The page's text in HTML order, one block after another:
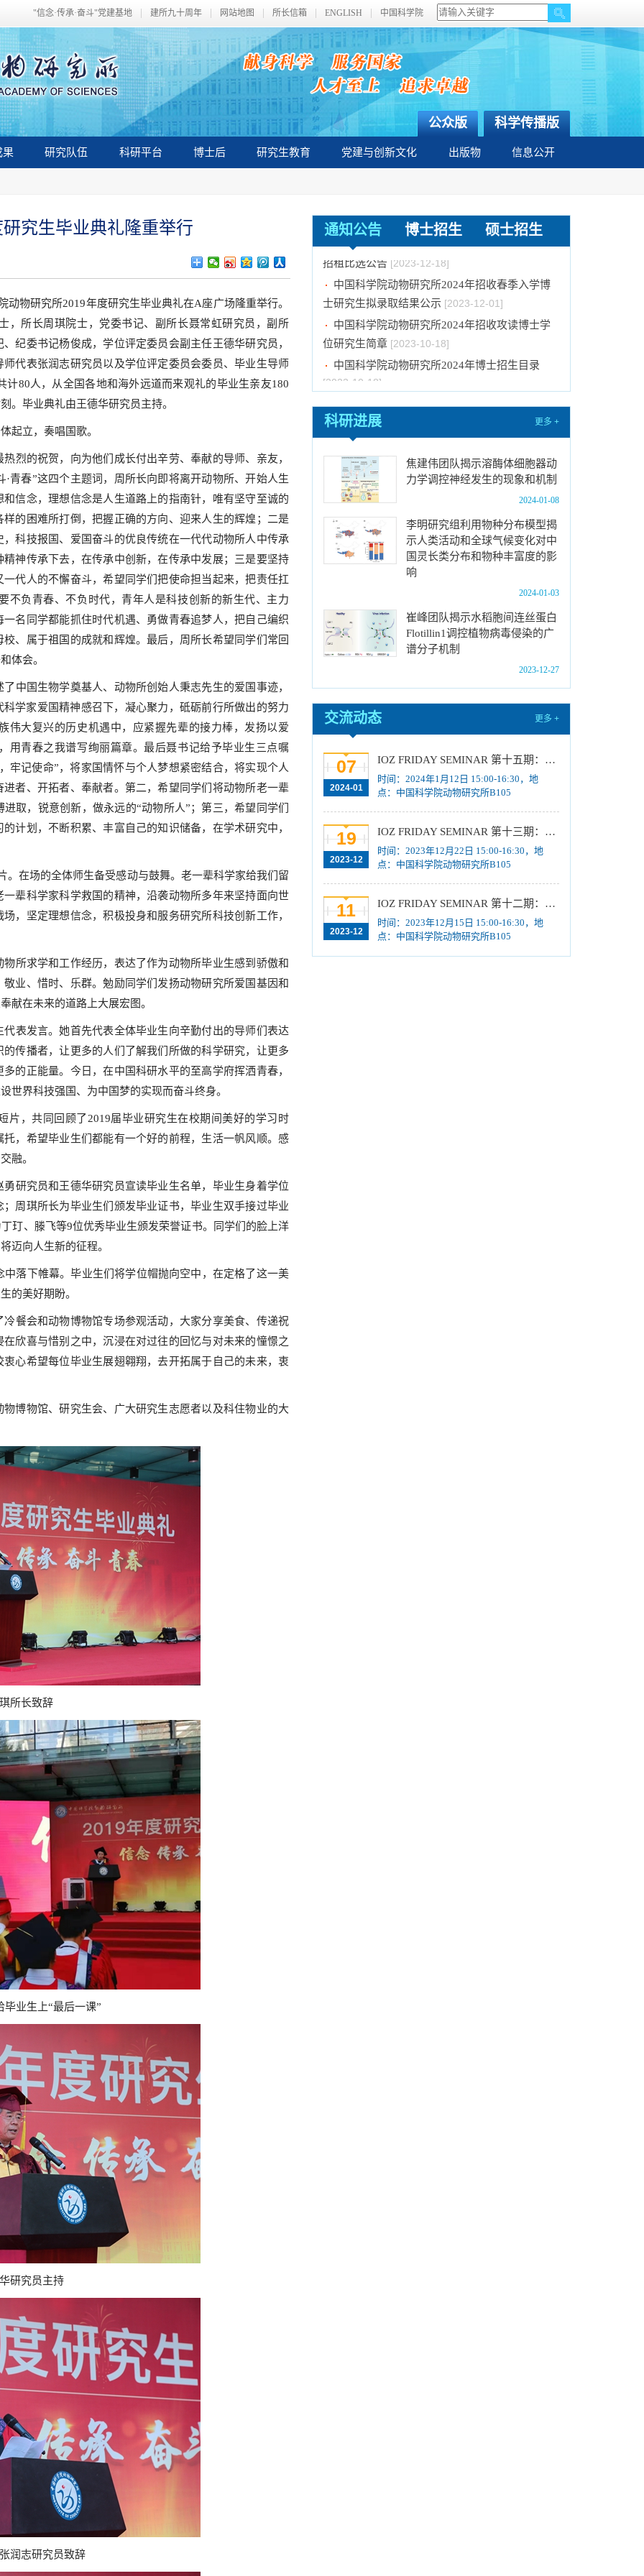
"信念·传承·奋斗"党建基地 建所九十周年 网站地图 所长信箱 ENGLISH 中国科学院
科学传播版
公众版
果 研究队伍 科研平台 博士后 研究生教育 党建与创新文化 出版物 信息公开
究生毕业典礼隆重举行
动物研究所2019年度研究生毕业典礼在A座广场隆重举行。
，所长周琪院士，党委书记、副所长聂常虹研究员，副所
纪委书记杨俊成，学位评定委员会副主任王德华研究员，
代表张润志研究员以及学位评定委员会委员、毕业生导师
计80人，从全国各地和海外远道而来观礼的毕业生亲友180
。毕业典礼由王德华研究员主持。
起立，奏唱国歌。
烈的祝贺，向为他们成长付出辛劳、奉献的导师、亲友，
·青春”这四个主题词，周所长向即将离开动物所、开始人生
信念，理想信念是人生道路上的指南针，唯有坚守至诚的
的困难所打倒，把握正确的方向、迎来人生的辉煌；二是
科技报国、爱国奋斗的优良传统在一代代动物所人中传承
神传承下去，在传承中创新，在传承中发展；三是要坚持
代人的不懈奋斗，希望同学们把使命担当起来，把责任扛
不负青春、不负时代，青年人是科技创新的新生代、主力
名同学都能抓住时代机遇、勇做青春追梦人，把自己编织
、属于祖国的成就和辉煌。最后，周所长希望同学们常回
体会。
中国生物学奠基人、动物所创始人秉志先生的爱国事迹，
学家爱国精神感召下，凝心聚力，砥砺前行所做出的努力
伟大复兴的历史机遇中，应紧握先辈的接力棒，发扬以爱
用青春之我谱写绚丽篇章。最后聂书记给予毕业生三点嘱
牢记使命”，将家国情怀与个人梦想紧密结合，将实现个人
者、开拓者、奉献者。第二，希望同学们将动物所老一辈
取，锐意创新，做永远的“动物所人”；第三，希望同学们
计划，不断积累、丰富自己的知识储备，在学术研究中，
。在场的全体师生备受感动与鼓舞。老一辈科学家给我们留
辈科学家科学救国的精神，沿袭动物所多年来坚持面向世
，坚定理想信念，积极投身和服务研究所科技创新工作，
所求学和工作经历，表达了作为动物所毕业生感到骄傲和
业、惜时、乐群。勉励同学们发扬动物研究所爱国基因和
献在未来的道路上大展宏图。
表发言。她首先代表全体毕业生向辛勤付出的导师们表达
传播者，让更多的人们了解我们所做的科学研究，让更多
的正能量。今日，在中国科研水平的至高学府挥洒青春，
世界科技强国、为中国梦的实现而奋斗终身。
片，共同回顾了 2019届毕业研究生在校期间美好的学习时
，希望毕业生们都能有一个好的前程，生活一帆风顺。感
融。
研究员和王德华研究员宣读毕业生名单，毕业生身着学位
周琪所长为毕业生们颁发毕业证书，毕业生双手接过毕业
玎、滕飞等9位优秀毕业生颁发荣誉证书。同学们的脸上洋
迈向人生新的征程。
落下帷幕。毕业生们将学位帽抛向空中，在定格了这一美
的美好期盼。
餐会和动物博物馆专场参观活动，大家分享美食、传递祝
欣喜与惜别之中，沉浸在对过往的回忆与对未来的憧憬之
心希望每位毕业生展翅翱翔，去开拓属于自己的未来，衷
物馆、研究生会、广大研究生志愿者以及科住物业的大
所长致辞
毕业生上“最后一课”
研究员主持
润志研究员致辞
通知公告 博士招生 硕士招生
中国科学院动物研究所国家动物博物馆文创商店
招租比选公告
[2023-12-18]
中国科学院动物研究所2024年招收春季入学博
士研究生拟录取结果公示[2023-12-01]
中国科学院动物研究所2024年招收攻读博士学
位研究生简章[2023-10-18]
中国科学院动物研究所2024年博士招生目录
[2023-10-18]
2024年招收推荐免试硕士（含直博）研究生第
关于2023年度中国科学院杰出科技成就奖的拟
推荐公示[2023-10-16]
中国科学院动物研究所2024年推免生放弃拟录
取资格公示[2023-10-07]
关于拟通过中国科学院提名2023年度国家科学
技术奖项目的公示[2024-01-03]
中国科学院动物研究所国家动物博物馆文创商店
招租比选公告
[2023-12-18]
中国科学院动物研究所2024年招收春季入学博
中国科学院动物研究所2024年招收攻读博士学
位研究生简章[2023-10-18]
中国科学院动物研究所2024年博士招生目录
四批拟录取结果公示
关于2023年度中国科学院杰出科技成就奖的拟
推荐公示[2023-10-16]
中国科学院动物研究所2024年推免生放弃拟录
取资格公示 [2023-10-07]
科研进展 更多 +
焦建伟团队揭示溶酶体细胞器动
力学调控神经发生的现象和机制
2024-01-08
李明研究组利用物种分布模型揭
示人类活动和全球气候变化对中
国灵长类分布和物种丰富度的影
响
2024-01-03
崔峰团队揭示水稻胞间连丝蛋白
Flotillin1调控植物病毒侵染的广
谱分子机制
2023-12-27
交流动态 更多 +
07
2024-01
IOZ FRIDAY SEMINAR 第十五期：Neuronal diversification, specification and function in the hypothalamus、本能行为调控的嗅觉神经编码机制
时间：2024年1月12日 15:00-16:30，地
点：中国科学院动物研究所B105
19
2023-12
IOZ FRIDAY SEMINAR 第十三期：上皮类器官系统构建之组织力的协调与细胞应答解析、利用表观基因组编辑技术调控基因表达
时间：2023年12月22日 15:00-16:30，地
点：中国科学院动物研究所B105
11
2023-12
IOZ FRIDAY SEMINAR 第十二期：动物月节律和年节律的奥秘探究、功能性毛细血管网络的体外构建及应用
时间：2023年12月15日 15:00-16:30，地
点：中国科学院动物研究所B105